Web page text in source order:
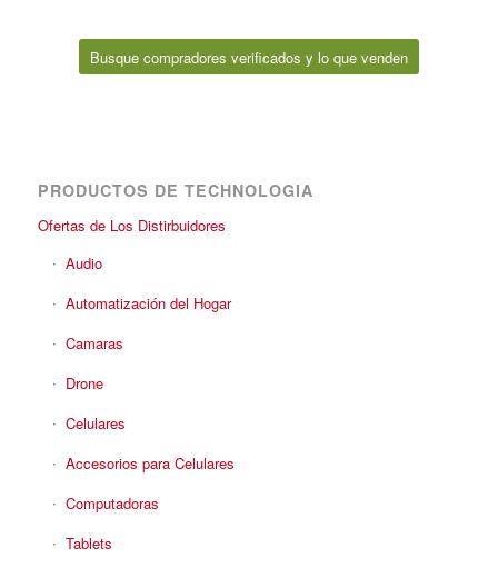
Busque compradores verificados y lo que venden
PRODUCTOS DE TECHNOLOGIA
Ofertas de Los Distirbuidores
Audio
Automatización del Hogar
Camaras
Drone
Celulares
Accesorios para Celulares
Computadoras
Tablets